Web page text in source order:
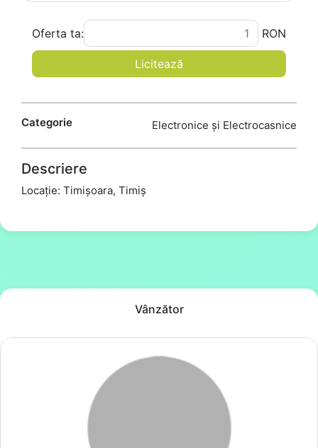
Oferta ta: RON
Licitează
Categorie Electronice și Electrocasnice
Descriere
Locație: Timișoara, Timiș
Vânzător